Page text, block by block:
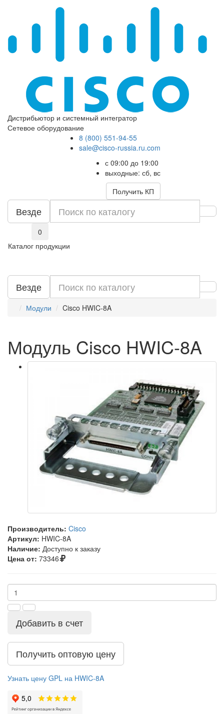
Дистрибьютор и системный интегратор
Сетевое оборудование
8 (800) 551-94-55
sale@cisco-russia.ru.com
с 09:00 до 19:00
выходные: сб, вс
Получить КП
Везде
0
Каталог продукции
Везде
Модули Cisco HWIC-8A
Модуль Cisco HWIC-8A
Производитель: Cisco
Артикул: HWIC-8A
Наличие: Доступно к заказу
Цена от: 73346
Добавить в счет
Получить оптовую цену
Узнать цену GPL на HWIC-8A